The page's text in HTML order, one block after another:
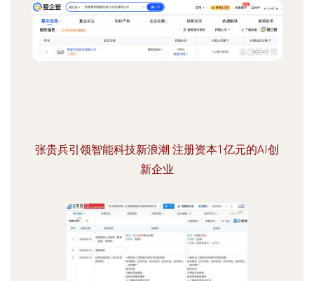
张贵兵引领智能科技新浪潮 注册资本1亿元的AI创
新企业